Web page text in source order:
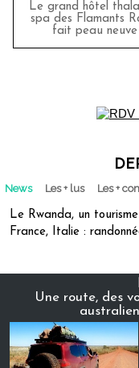
Le grand hôtel
spa des Flamants
fait peau neuve
News Les + lus Les +
Le Rwanda, un
France, Italie :
Une route, des